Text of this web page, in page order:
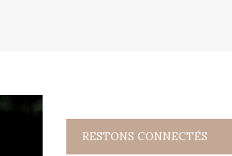
RESTONS CONNECTÉS